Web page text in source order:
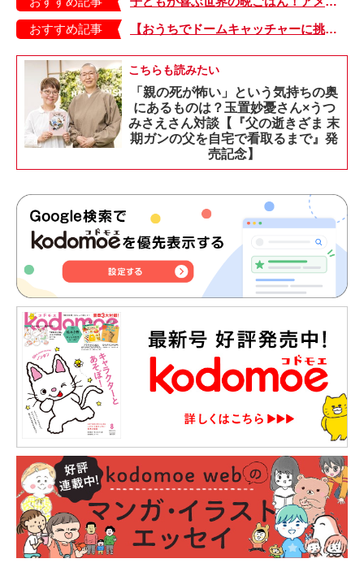
おすすめ記事
【おうちでドームキャッチャーに挑戦だ】アンパンマン わくわくドームキャッチャー
こちらも読みたい
「親の死が怖い」という気持ちの奥
にあるものは？玉置妙憂さん×うつ
みさえさん対談【『父の逝きざま 末
期ガンの父を自宅で看取るまで』発
売記念】